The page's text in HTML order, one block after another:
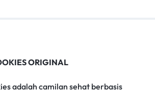
ORIGINAL
adalah camilan sehat berbasis